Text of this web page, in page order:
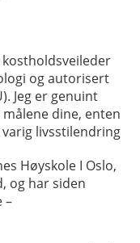
og autorisert
Jeg er genuint
dine, enten
livsstilendring
Høyskole I Oslo,
og har siden
–